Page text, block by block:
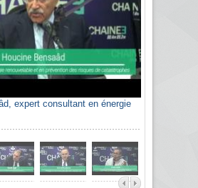
expert consultant en énergie